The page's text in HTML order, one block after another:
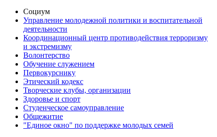
Социум
Управление молодежной политики и воспитательной
деятельности
Координационный центр противодействия терроризму
и экстремизму
Волонтерство
Обучение служением
Первокурснику
Этический кодекс
Творческие клубы, организации
Здоровье и спорт
Студенческое самоуправление
Общежитие
"Единое окно" по поддержке молодых семей